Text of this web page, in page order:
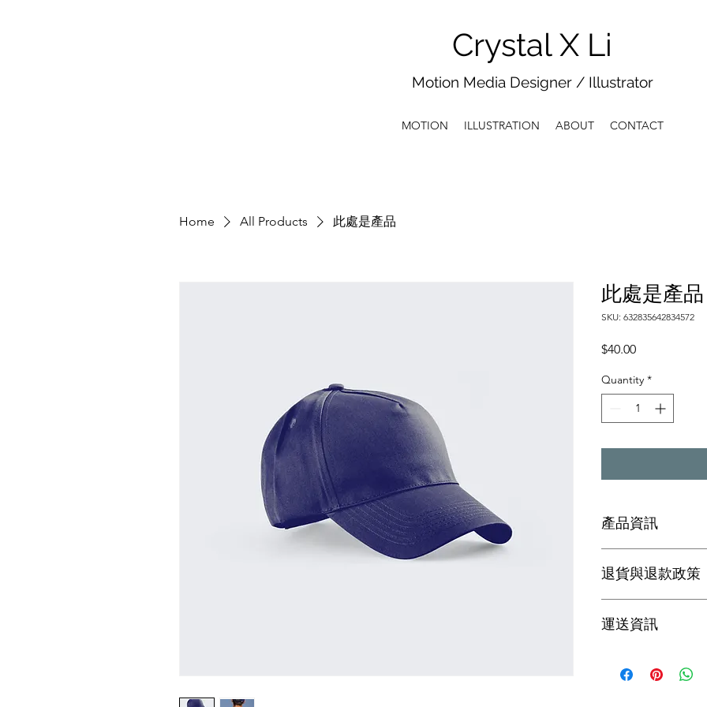
Crystal X Li
Motion Media Designer / Illustrator
MOTION ILLUSTRATION ABOUT CONTACT
Home All Products 此處是產品
此處是產品
SKU: 632835642834572
$40.00Price
Quantity *
產品資訊
寸、材料、保固和清
客有信心和决心購買
退貨與退款政策
產品。撰寫政策時，
運送資訊
的資訊。撰寫政策